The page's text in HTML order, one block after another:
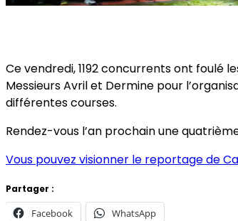
Ce vendredi, 1192 concurrents ont foulé
Messieurs Avril et Dermine pour
différentes courses.
Rendez-vous l’an prochain une
Vous pouvez visionner le reportage de
Partager :
Facebook WhatsApp